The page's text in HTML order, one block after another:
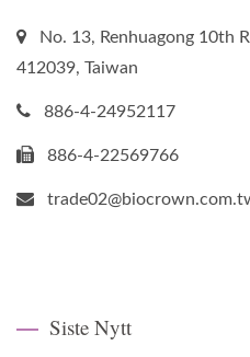
No. 13, Renhuagong 10th
412039, Taiwan
886-4-24952117
886-4-22569766
Siste Nytt